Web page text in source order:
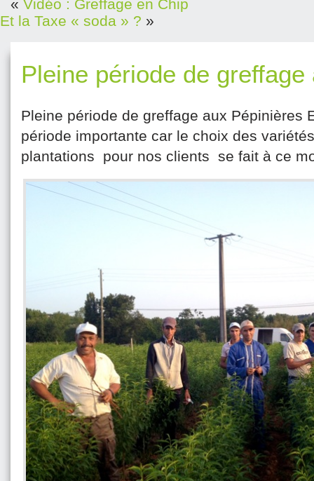
« Vidéo : Greffage en Chip
Et la Taxe « soda » ? »
Pleine période de
Pleine période de greffage aux Pépinières
période importante car le choix des
plantations pour nos clients se fait à ce